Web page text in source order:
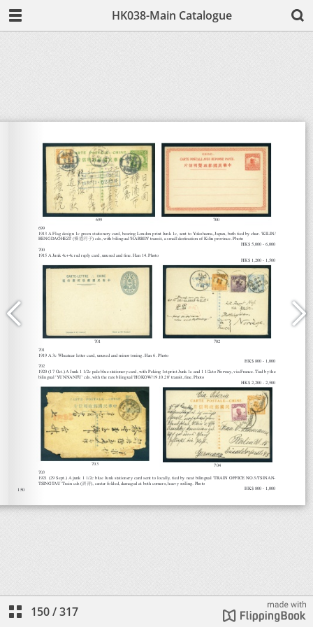
HK038-Main Catalogue
150/317